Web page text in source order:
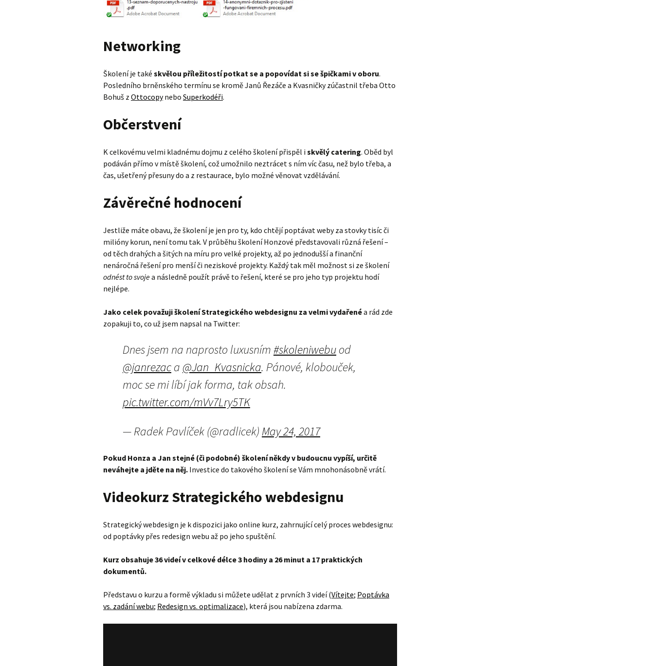
Networking
Školení je také skvělou příležitostí potkat se a popovídat si se špičkami v oboru.
Posledního brněnského termínu se kromě Janů Řezáče a Kvasničky zúčastnil třeba Otto
Bohuš z Ottocopynebo Superkodéři.
Občerstvení
K celkovému velmi kladnému dojmu z celého školení přispěl i skvělý catering. Oběd byl
podáván přímo v místě školení, což umožnilo neztrácet s ním víc času, než bylo třeba, a
čas, ušetřený přesuny do a z restaurace, bylo možné věnovat vzdělávání.
Závěrečné hodnocení
Jestliže máte obavu, že školení je jen pro ty, kdo chtějí poptávat weby za stovky tisíc či
milióny korun, není tomu tak. V průběhu školení Honzové představovali různá řešení –
od těch drahých a šitých na míru pro velké projekty, až po jednodušší a finanční
nenáročná řešení pro menší či neziskové projekty. Každý tak měl možnost si ze školení
odnést to svojea následně použít právě to řešení, které se pro jeho typ projektu hodí
nejlépe.
Jako celek považuji školení Strategického webdesignu za velmi vydařenéa rád zde
zopakuji to, co už jsem napsal na Twitter:
Dnes jsem na naprosto luxusním#skoleniwebuod
@janrezaca @Jan_Kvasnicka. Pánové, klobouček,
moc se mi líbí jak forma, tak obsah.
pic.twitter.com/mVv7Lry5TK
— Radek Pavlíček (@radlicek) May 24, 2017
Pokud Honza a Jan stejné (či podobné) školení někdy v budoucnu vypíší, určitě
neváhejte a jděte na něj. Investice do takového školení se Vám mnohonásobně vrátí.
Videokurz Strategického webdesignu
Strategický webdesign je k dispozici jako online kurz, zahrnující celý proces webdesignu:
od poptávky přes redesign webu až po jeho spuštění.
Kurz obsahuje 36 videí v celkové délce 3 hodiny a 26 minut a 17 praktických
dokumentů.
Představu o kurzu a formě výkladu si můžete udělat z prvních 3 videí (Vítejte; Poptávka
vs. zadání webu; Redesign vs. optimalizace), která jsou nabízena zdarma.